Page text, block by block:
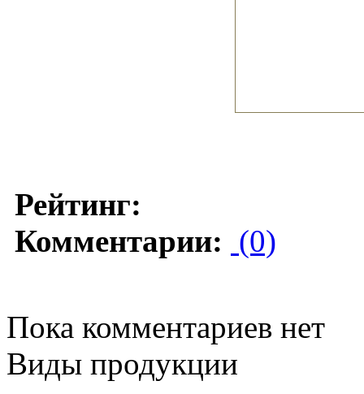
Рейтинг:
Комментарии: (0)
Пока комментариев нет
Виды продукции